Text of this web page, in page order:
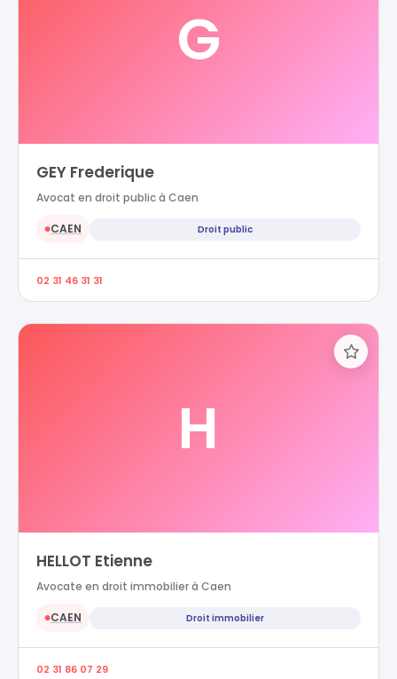
G
GEY Frederique
Avocat en droit public à Caen
●CAEN Droit public
02 31 46 31 31
H
HELLOT Etienne
Avocate en droit immobilier à Caen
●CAEN Droit immobilier
02 31 86 07 29